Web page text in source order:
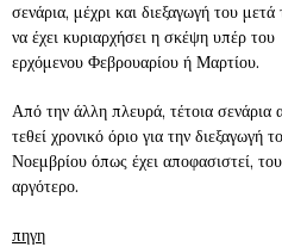
σενάρια, μέχρι και διεξαγωγή του
να έχει κυριαρχήσει η σκέψη υπέρ του
ερχόμενου Φεβρουαρίου ή Μαρτίου.
Από την άλλη πλευρά, τέτοια σενάρια
τεθεί χρονικό όριο για την διεξαγωγή
Νοεμβρίου όπως έχει αποφασιστεί,
αργότερο.
πηγη